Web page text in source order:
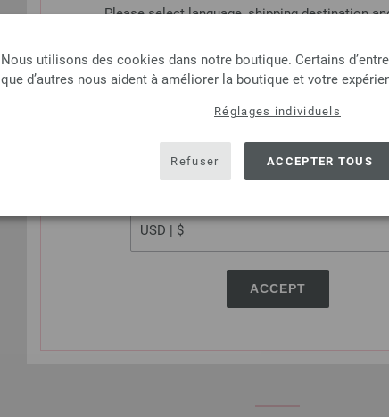
Please select language, shipping destination
USA - The United States of America
ACCEPT
Nous utilisons des cookies dans notre boutique. Certains
que d’autres nous aident à améliorer la boutique et votre
Réglages individuels
Refuser ACCEPTER TOUS
Ajouter à
Aiguille
Aiguille
longueur 80cm
7,98 €